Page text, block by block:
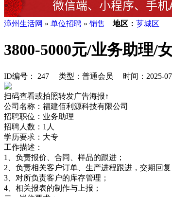
漳州生活网 » 单位招聘 » 销售 地区： 芗城区
3800-5000元/业务助理/
ID编号： 247 类型：普通会员 时间：2025-
扫码查看或拍照转发广告海报↑
公司名称：福建佰利源科技有限公司
招聘职位：业务助理
招聘人数：1人
学历要求：大专
工作描述：
1、负责报价、合同、样品的跟进；
2、负责相关客户订单、生产进程跟进，交期回复
3、对所负责客户的库存管理；
4、相关报表的制作与上报；